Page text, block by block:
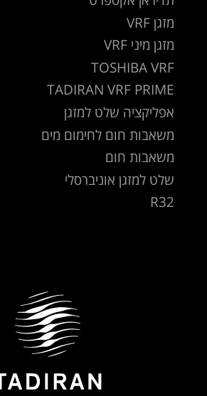
מזגן VRF
מזגן מיני VRF
TOSHIBA VRF
TADIRAN VRF PRIME
אפליקציה שלט למזגן
משאבות חום לחימום מים
משאבות חום
שלט למזגן אוניברסלי
R32